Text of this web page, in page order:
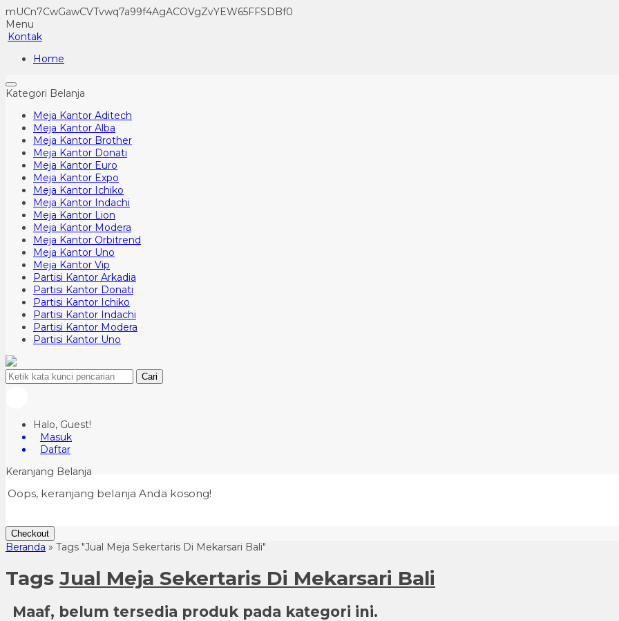
mUCn7CwGawCVTvwq7a99f4AgACOVgZvYEW65FFSDBf0
Menu
Kontak
Home
Kategori Belanja
Meja Kantor Aditech
Meja Kantor Alba
Meja Kantor Brother
Meja Kantor Donati
Meja Kantor Euro
Meja Kantor Expo
Meja Kantor Ichiko
Meja Kantor Indachi
Meja Kantor Lion
Meja Kantor Modera
Meja Kantor Orbitrend
Meja Kantor Uno
Meja Kantor Vip
Partisi Kantor Arkadia
Partisi Kantor Donati
Partisi Kantor Ichiko
Partisi Kantor Indachi
Partisi Kantor Modera
Partisi Kantor Uno
Cari
Halo, Guest!
Masuk
Daftar
Keranjang Belanja
Oops, keranjang belanja Anda kosong!
Checkout
Beranda » Tags "Jual Meja Sekertaris Di Mekarsari Bali"
Tags Jual Meja Sekertaris Di Mekarsari Bali
Maaf, belum tersedia produk pada kategori ini.